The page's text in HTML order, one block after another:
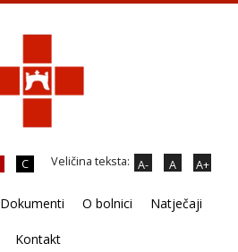
C A- A A+
Veličina teksta:
Dokumenti O bolnici Natječaji
Kontakt